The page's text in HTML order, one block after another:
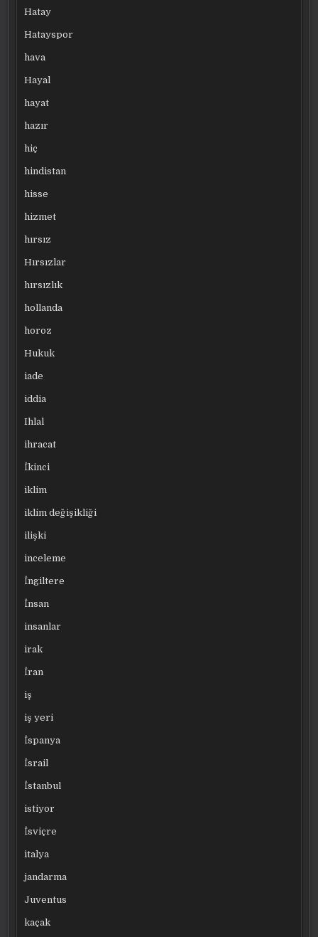
Hatay
Hatayspor
hava
Hayal
hayat
hazır
hiç
hindistan
hisse
hizmet
hırsız
Hırsızlar
hırsızlık
hollanda
horoz
Hukuk
iade
iddia
Ihlal
ihracat
İkinci
iklim
iklim değişikliği
ilişki
inceleme
İngiltere
İnsan
insanlar
irak
İran
iş
iş yeri
İspanya
İsrail
İstanbul
istiyor
İsviçre
italya
jandarma
Juventus
kaçak